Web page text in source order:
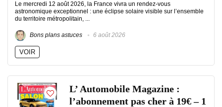
Le mercredi 12 août 2026, la France vivra un rendez-vous
astronomique exceptionnel : une éclipse solaire visible sur l’ensemble
du territoire métropolitain, ...
Bons plans astuces 6 août 2026
VOIR
L’ Automobile Magazine :
l’abonnement pas cher à 19€ – 1